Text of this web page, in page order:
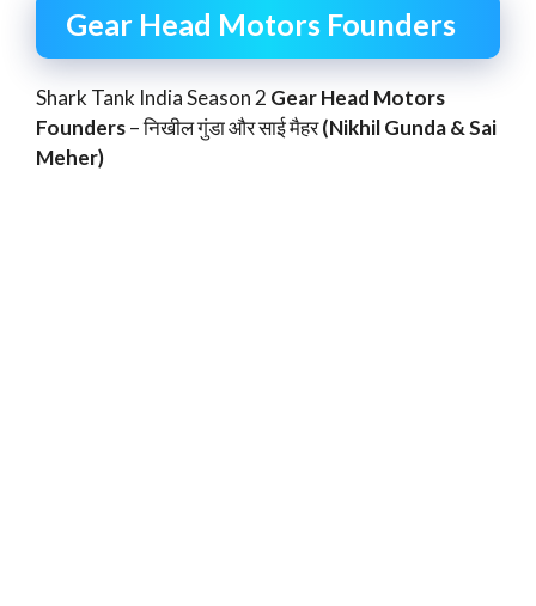
Gear Head Motors Founders
Shark Tank India Season 2 Gear Head Motors
Founders– निखील गुंडा और साई मैहर(Nikhil Gunda & Sai
Meher)